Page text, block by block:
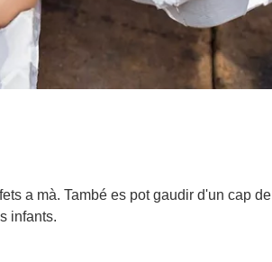
a mà. També es pot gaudir d'un cap de
infants.